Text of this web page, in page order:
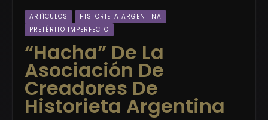
ARTÍCULOS
HISTORIETA ARGENTINA
PRETÉRITO IMPERFECTO
“Hacha” De La
Asociación De
Creadores De
Historieta Argentina